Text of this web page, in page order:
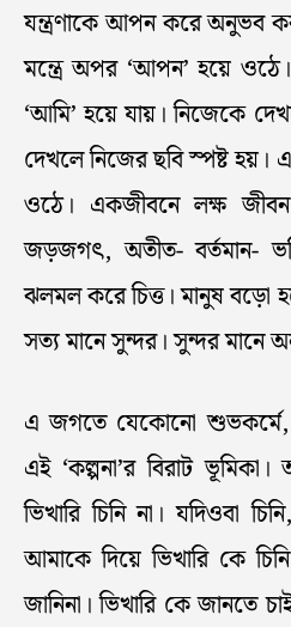
যন্ত্রণাকে আপন করে অনুভব
মন্ত্রে অপর ‘আপন’ হয়ে
‘আমি’ হয়ে যায়। নিজেকে
দেখলে নিজের ছবি স্পষ্ট হয়।
ওঠে। একজীবনে লক্ষ
জড়জগৎ, অতীত- বর্তমান-
ঝলমল করে চিত্ত। মানুষ বড়ো
সত্য মানে সুন্দর। সুন্দর মানে
এ জগতে যেকোনো শুভকর্মে,
এই ‘কল্পনা’র বিরাট
ভিখারি চিনি না। যদিওবা
আমাকে দিয়ে ভিখারি কে
জানিনা। ভিখারি কে জানতে